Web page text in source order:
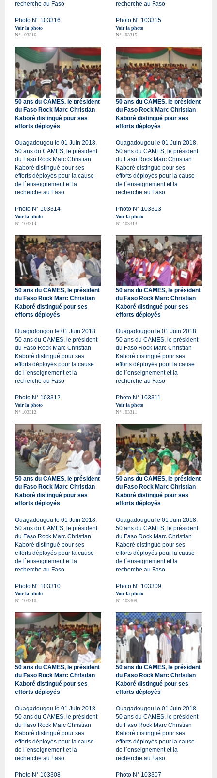
recherche au Faso
Photo N° 103316
Voir la photo
N° 103316
recherche au Faso
Photo N° 103315
Voir la photo
N° 103315
50 ans du CAMES, le président
du Faso Rock Marc Christian
Kaboré distingué pour ses
efforts déployés
Ouagadougou le 01 Juin 2018.
50 ans du CAMES, le président
du Faso Rock Marc Christian
Kaboré distingué pour ses
efforts déployés pour la cause
de l`enseignement et la
recherche au Faso
Photo N° 103314
Voir la photo
N° 103314
50 ans du CAMES, le président
du Faso Rock Marc Christian
Kaboré distingué pour ses
efforts déployés
Ouagadougou le 01 Juin 2018.
50 ans du CAMES, le président
du Faso Rock Marc Christian
Kaboré distingué pour ses
efforts déployés pour la cause
de l`enseignement et la
recherche au Faso
Photo N° 103313
Voir la photo
N° 103313
50 ans du CAMES, le président
du Faso Rock Marc Christian
Kaboré distingué pour ses
efforts déployés
Ouagadougou le 01 Juin 2018.
50 ans du CAMES, le président
du Faso Rock Marc Christian
Kaboré distingué pour ses
efforts déployés pour la cause
de l`enseignement et la
recherche au Faso
Photo N° 103312
Voir la photo
N° 103312
50 ans du CAMES, le président
du Faso Rock Marc Christian
Kaboré distingué pour ses
efforts déployés
Ouagadougou le 01 Juin 2018.
50 ans du CAMES, le président
du Faso Rock Marc Christian
Kaboré distingué pour ses
efforts déployés pour la cause
de l`enseignement et la
recherche au Faso
Photo N° 103311
Voir la photo
N° 103311
50 ans du CAMES, le président
du Faso Rock Marc Christian
Kaboré distingué pour ses
efforts déployés
Ouagadougou le 01 Juin 2018.
50 ans du CAMES, le président
du Faso Rock Marc Christian
Kaboré distingué pour ses
efforts déployés pour la cause
de l`enseignement et la
recherche au Faso
Photo N° 103310
Voir la photo
N° 103310
50 ans du CAMES, le président
du Faso Rock Marc Christian
Kaboré distingué pour ses
efforts déployés
Ouagadougou le 01 Juin 2018.
50 ans du CAMES, le président
du Faso Rock Marc Christian
Kaboré distingué pour ses
efforts déployés pour la cause
de l`enseignement et la
recherche au Faso
Photo N° 103309
Voir la photo
N° 103309
50 ans du CAMES, le président
du Faso Rock Marc Christian
Kaboré distingué pour ses
efforts déployés
Ouagadougou le 01 Juin 2018.
50 ans du CAMES, le président
du Faso Rock Marc Christian
Kaboré distingué pour ses
efforts déployés pour la cause
de l`enseignement et la
recherche au Faso
Photo N° 103308
50 ans du CAMES, le président
du Faso Rock Marc Christian
Kaboré distingué pour ses
efforts déployés
Ouagadougou le 01 Juin 2018.
50 ans du CAMES, le président
du Faso Rock Marc Christian
Kaboré distingué pour ses
efforts déployés pour la cause
de l`enseignement et la
recherche au Faso
Photo N° 103307